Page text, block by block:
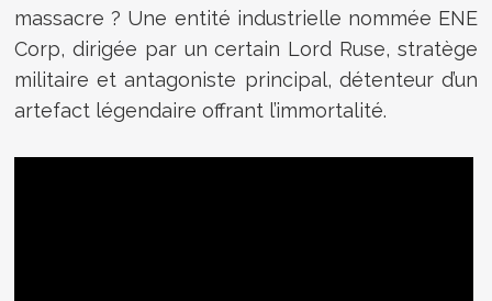
massacre ? Une entité industrielle nommée ENE
Corp, dirigée par un certain Lord Ruse, stratège
militaire et antagoniste principal, détenteur d’un
artefact légendaire offrant l’immortalité.